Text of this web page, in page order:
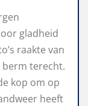
gladheid
raakte van
berm terecht.
kop om op
heeft